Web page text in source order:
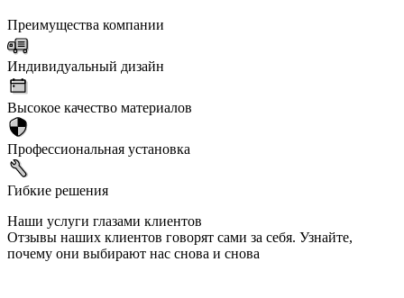
Преимущества компании
Индивидуальный дизайн
Высокое качество материалов
Профессиональная установка
Гибкие решения
Наши услуги глазами клиентов
Отзывы наших клиентов говорят сами за себя. Узнайте,
почему они выбирают нас снова и снова